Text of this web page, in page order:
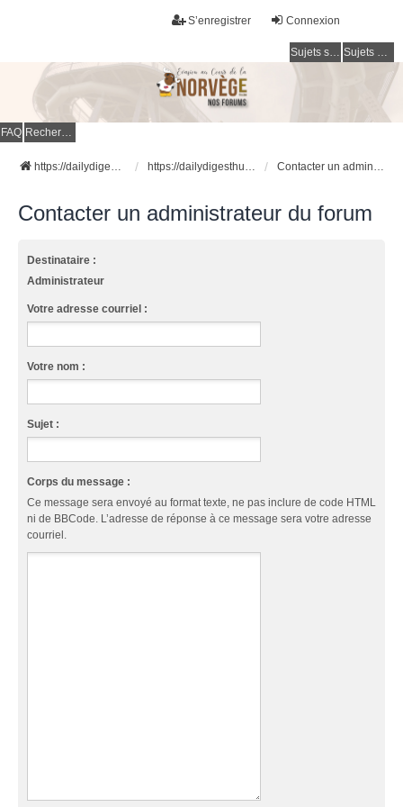
Connexion
S’enregistrer
Sujets sans réponse Sujets actifs
FAQ Rechercher
https://dailydigesthub.com https://dailydigesthub.com Contacter un administrateur du forum
Contacter un administrateur du forum
Destinataire :
Administrateur
Votre adresse courriel :
Votre nom :
Sujet :
Corps du message :
Ce message sera envoyé au format texte, ne pas inclure de code HTML
ni de BBCode. L’adresse de réponse à ce message sera votre adresse
courriel.